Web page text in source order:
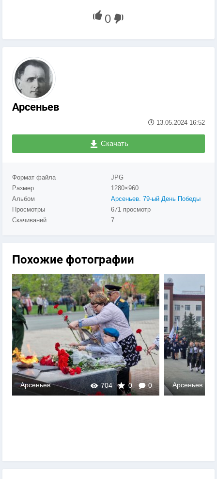
Арсеньев
13.05.2024 16:52
Скачать
Формат файла
JPG
Размер
1280×960
Альбом
Арсеньев. 79-ый День Победы
Просмотры
671 просмотр
Скачиваний
7
Похожие фотографии
704 0 0
Арсеньев Арсеньев